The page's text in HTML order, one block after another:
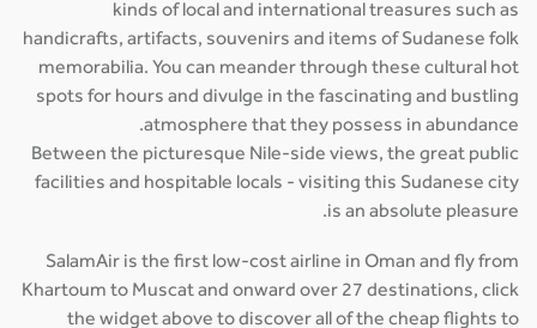
kinds of local and international treasures such as
handicrafts, artifacts, souvenirs and items of Sudanese folk
memorabilia. You can meander through these cultural hot
spots for hours and divulge in the fascinating and bustling
atmosphere that they possess in abundance.
Between the picturesque Nile-side views, the great public
facilities and hospitable locals - visiting this Sudanese city
is an absolute pleasure.
SalamAir is the first low-cost airline in Oman and fly from
Khartoum to Muscat and onward over 27 destinations, click
the widget above to discover all of the cheap flights to